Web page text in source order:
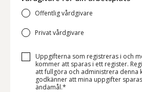
Offentlig vårdgivare
Privat vårdgivare
Uppgifterna som registreras i och
kommer att sparas i ett register.
att fullgöra och administrera denna
godkänner att mina uppgifter
ändamål.*